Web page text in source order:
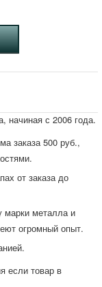
начиная с 2006 года.
заказа 500 руб.,
от заказа до
марки металла и
огромный опыт.
если товар в